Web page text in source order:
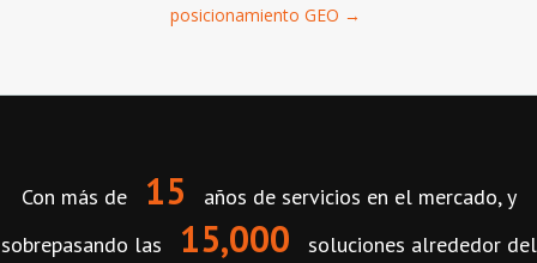
posicionamiento GEO →
Con más de 15
años de servicios en el mercado, y
sobrepasando las
15,000
soluciones alrededor del